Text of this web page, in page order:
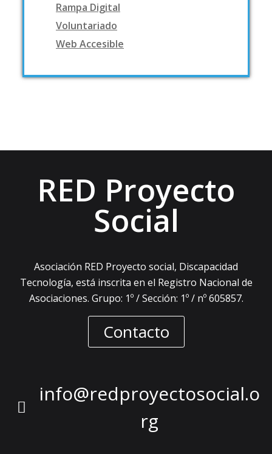
Rampa Digital
Voluntariado
Web Accesible
RED Proyecto
Social
Asociación RED Proyecto social, Discapacidad
Tecnología, está inscrita en el Registro Nacional de
Asociaciones. Grupo: 1º / Sección: 1º / nº 605857.
Contacto
info@redproyectosocial.o
rg